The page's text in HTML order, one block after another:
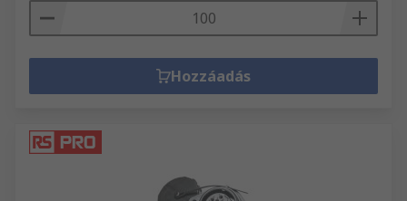
Hozzáadás